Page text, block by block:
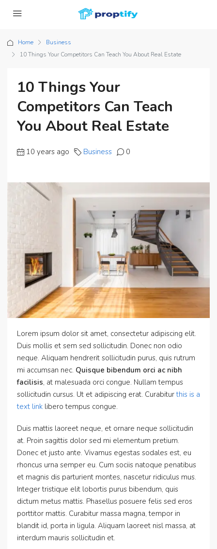
Home
Business
10 Things Your Competitors Can Teach You About Real Estate
10 Things Your
Competitors Can Teach
You About Real Estate
10 years ago Business 0
Lorem ipsum dolor sit amet, consectetur adipiscing elit.
Duis mollis et sem sed sollicitudin. Donec non odio
neque. Aliquam hendrerit sollicitudin purus, quis rutrum
mi accumsan nec. Quisque bibendum orci ac nibh
facilisis, at malesuada orci congue. Nullam tempus
sollicitudin cursus. Ut et adipiscing erat. Curabiturthis is a
text link libero tempus congue.
Duis mattis laoreet neque, et ornare neque sollicitudin
at. Proin sagittis dolor sed mi elementum pretium.
Donec et justo ante. Vivamus egestas sodales est, eu
rhoncus urna semper eu. Cum sociis natoque penatibus
et magnis dis parturient montes, nascetur ridiculus mus.
Integer tristique elit lobortis purus bibendum, quis
dictum metus mattis. Phasellus posuere felis sed eros
porttitor mattis. Curabitur massa magna, tempor in
blandit id, porta in ligula. Aliquam laoreet nisl massa, at
interdum mauris sollicitudin et.